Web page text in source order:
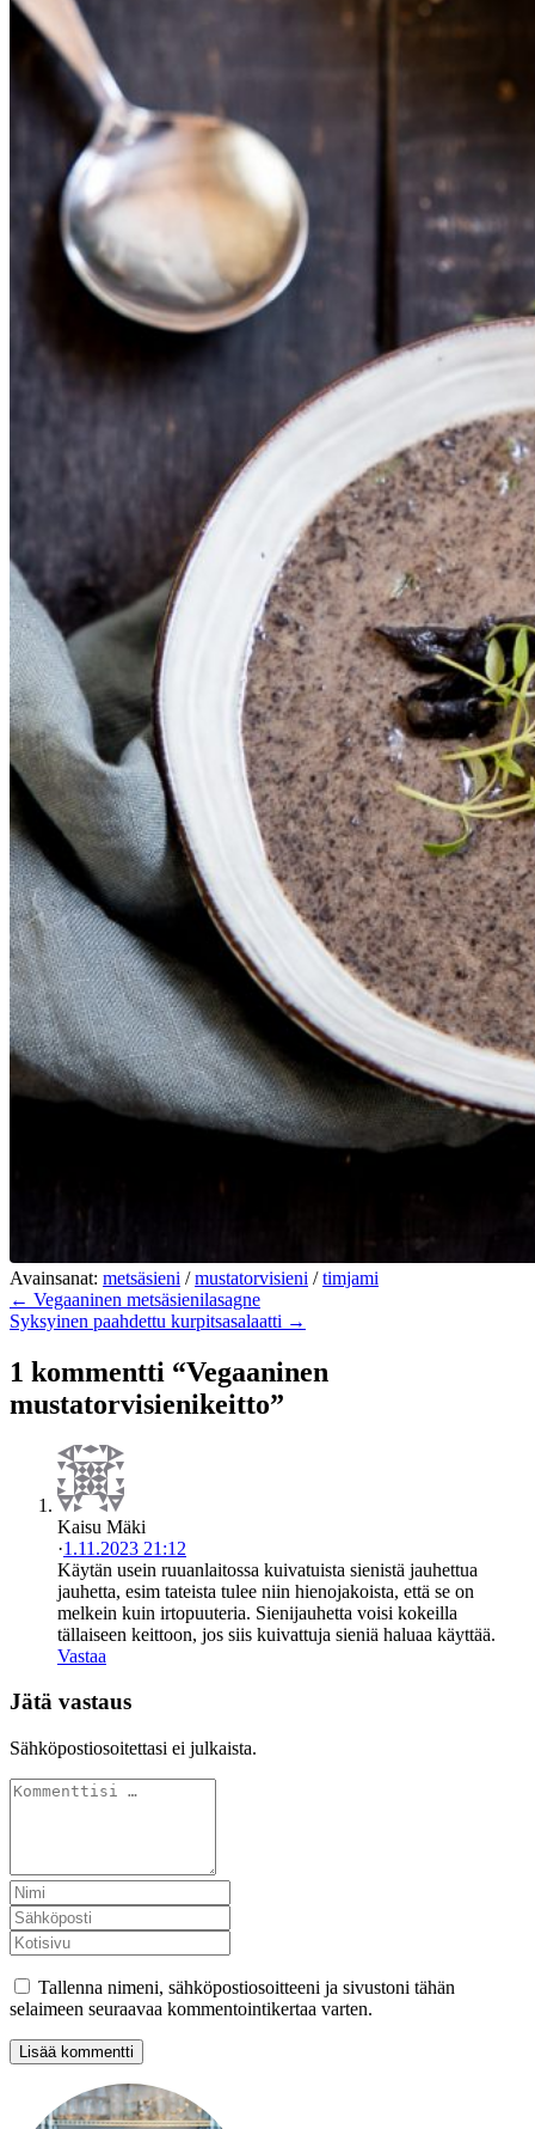
Avainsanat: metsäsieni /mustatorvisieni /timjami
← Vegaaninen metsäsienilasagne
Syksyinen paahdettu kurpitsasalaatti →
1 kommentti “Vegaaninen
mustatorvisienikeitto”
Kaisu Mäki
·1.11.2023 21:12
Käytän usein ruuanlaitossa kuivatuista sienistä jauhettua
jauhetta, esim tateista tulee niin hienojakoista, että se on
melkein kuin irtopuuteria. Sienijauhetta voisi kokeilla
tällaiseen keittoon, jos siis kuivattuja sieniä haluaa käyttää.
Vastaa
Jätä vastaus
Sähköpostiosoitettasi ei julkaista.
Tallenna nimeni, sähköpostiosoitteeni ja sivustoni tähän
selaimeen seuraavaa kommentointikertaa varten.